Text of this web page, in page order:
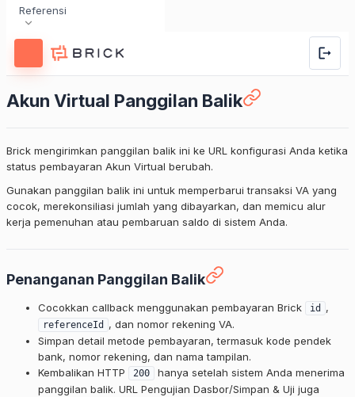
Referensi
Akun Virtual Panggilan Balik
Brick mengirimkan panggilan balik ini ke URL konfigurasi Anda ketika
status pembayaran Akun Virtual berubah.
Gunakan panggilan balik ini untuk memperbarui transaksi VA yang
cocok, merekonsiliasi jumlah yang dibayarkan, dan memicu alur
kerja pemenuhan atau pembaruan saldo di sistem Anda.
Penanganan Panggilan Balik
Cocokkan callback menggunakan pembayaran Brick id ,
referenceId
, dan nomor rekening VA.
Simpan detail metode pembayaran, termasuk kode pendek
bank, nomor rekening, dan nama tampilan.
Kembalikan HTTP
200
hanya setelah sistem Anda menerima
panggilan balik. URL Pengujian Dasbor/Simpan & Uji juga